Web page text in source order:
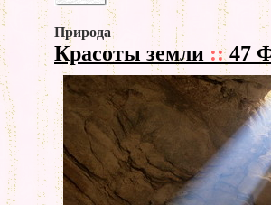
Природа
Красоты земли ::47